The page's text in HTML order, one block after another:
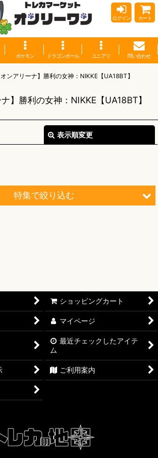
ログイン カート
ポケモン ドラゴンボール ユニアリ 問い合わせ
オンアリーナ】勝利の女神：NIKKE【UA18BT】
ナ】勝利の女神：NIKKE【UA18BT】
表示順変更
特集で絞り込む
ブースターパック 決戦の刻【OP-16】
ブースターパック 神の島の冒険【OP-
エクストラブースター EGGHEAD
ブースターパック 蒼海の七傑【OP-14】
】ブースターパック 受け継がれる意志
ショッピングカート
マイページ
最近チェックしたアイテ
ム
ご利用案内